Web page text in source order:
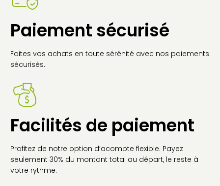
Paiement sécurisé
Faites vos achats en toute sérénité avec nos paiements
sécurisés.
Facilités de paiement
Profitez de notre option d’acompte flexible. Payez
seulement 30% du montant total au départ, le reste à
votre rythme.